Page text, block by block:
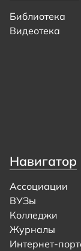
Библиотека
Видеотека
Навигатор
Ассоциации
ВУЗы
Колледжи
Журналы
Интернет-